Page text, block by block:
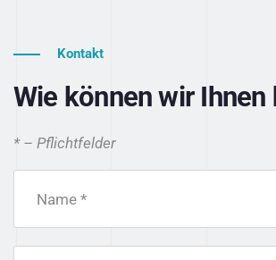
Kontakt
Wie können wir Ihnen
* – Pflichtfelder
Name *